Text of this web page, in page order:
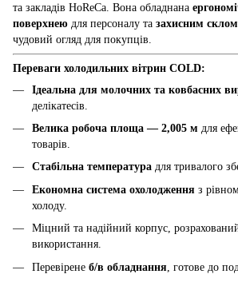
та закладів HoReCa. Вона обладнана
поверхнею для персоналу та захисним склом
чудовий огляд для покупців.
Переваги холодильних вітрин COLD:
Ідеальна для молочних та ковбасних
делікатесів.
Велика робоча площа — 2,005 м для
товарів.
Стабільна температура для тривалого
Економна система охолодження з
холоду.
Міцний та надійний корпус,
використання.
Перевірене б/в обладнання , готове до